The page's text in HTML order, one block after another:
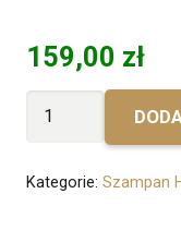
159,00 zł
ilość
Kategorie: Szampan